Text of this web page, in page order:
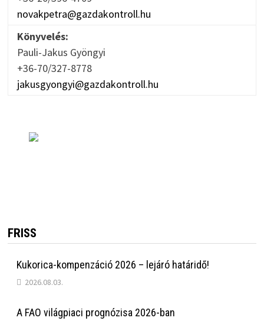
novakpetra@gazdakontroll.hu
Könyvelés:
Pauli-Jakus Gyöngyi
+36-70/327-8778
jakusgyongyi@gazdakontroll.hu
FRISS
Kukorica-kompenzáció 2026 – lejáró határidő!
2026.08.03.
A FAO világpiaci prognózisa 2026-ban